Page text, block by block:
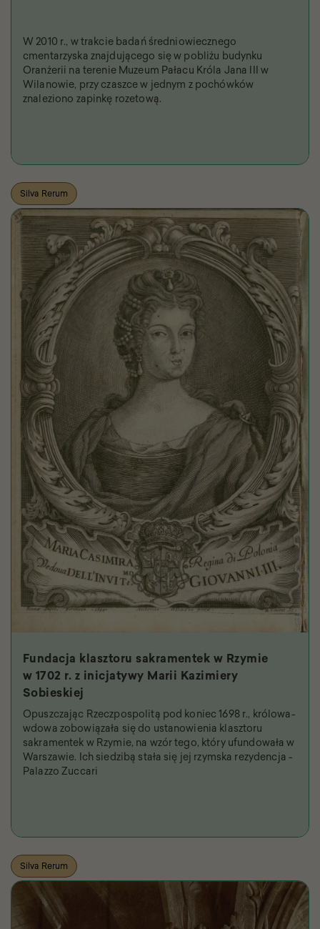
W 2010 r., w trakcie badań średniowiecznego
cmentarzyska znajdującego się w pobliżu budynku
Oranżerii na terenie Muzeum Pałacu Króla Jana III w
Wilanowie, przy czaszce w jednym z pochówków
znaleziono zapinkę rozetową.
Silva Rerum
Fundacja klasztoru sakramentek w Rzymie
w 1702 r. z inicjatywy Marii Kazimiery
Sobieskiej
Opuszczając Rzeczpospolitą pod koniec 1698 r., królowa-
wdowa zobowiązała się do ustanowienia klasztoru
sakramentek w Rzymie, na wzór tego, który ufundowała w
Warszawie. Ich siedzibą stała się jej rzymska rezydencja -
Palazzo Zuccari
Silva Rerum